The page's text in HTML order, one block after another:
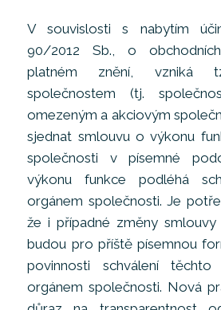
V souvislosti s nabytím
90/2012 Sb., o
platném znění, vzniká
společnostem (tj.
omezeným a akciovým
sjednat smlouvu o výkonu
společnosti v písemné
výkonu funkce podléhá
orgánem společnosti. Je
že i případné změny
budou pro příště písemnou
povinnosti schválení těchto
orgánem společnosti. Nová